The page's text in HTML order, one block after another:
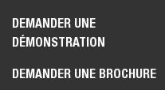
DEMANDER UNE
DÉMONSTRATION
DEMANDER UNE BROCHURE